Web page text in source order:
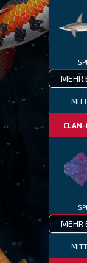
MEHR
CLAN-
MEHR